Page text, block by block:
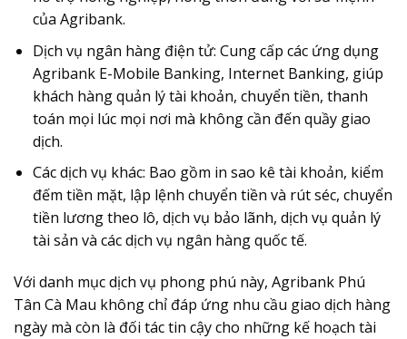
của Agribank.
Dịch vụ ngân hàng điện tử: Cung cấp các ứng dụng
Agribank E-Mobile Banking, Internet Banking, giúp
khách hàng quản lý tài khoản, chuyển tiền, thanh
toán mọi lúc mọi nơi mà không cần đến quầy giao
dịch.
Các dịch vụ khác: Bao gồm in sao kê tài khoản, kiểm
đếm tiền mặt, lập lệnh chuyển tiền và rút séc, chuyển
tiền lương theo lô, dịch vụ bảo lãnh, dịch vụ quản lý
tài sản và các dịch vụ ngân hàng quốc tế.
Với danh mục dịch vụ phong phú này, Agribank Phú
Tân Cà Mau không chỉ đáp ứng nhu cầu giao dịch hàng
ngày mà còn là đối tác tin cậy cho những kế hoạch tài